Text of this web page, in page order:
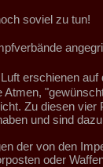
soviel zu tun!
erschienen
Zu diesen vier
und sind
der von den
oder